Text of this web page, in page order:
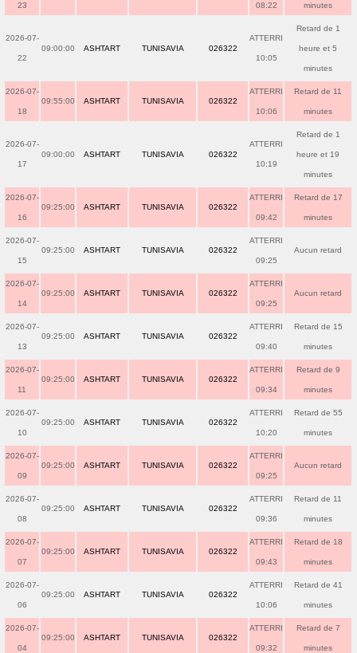
23 08:22 minutes
2026-07-
22
09:00:00 ASHTART TUNISAVIA 026322
ATTERRI
10:05
Retard de 1
heure et 5
minutes
2026-07-
18
09:55:00 ASHTART TUNISAVIA 026322
ATTERRI
10:06
Retard de 11
minutes
2026-07-
17
09:00:00 ASHTART TUNISAVIA 026322
ATTERRI
10:19
Retard de 1
heure et 19
minutes
2026-07-
16
09:25:00 ASHTART TUNISAVIA 026322
ATTERRI
09:42
Retard de 17
minutes
2026-07-
15
09:25:00 ASHTART TUNISAVIA 026322
ATTERRI
09:25
Aucun retard
2026-07-
14
09:25:00 ASHTART TUNISAVIA 026322
ATTERRI
09:25
Aucun retard
2026-07-
13
09:25:00 ASHTART TUNISAVIA 026322
ATTERRI
09:40
Retard de 15
minutes
2026-07-
11
09:25:00 ASHTART TUNISAVIA 026322
ATTERRI
09:34
Retard de 9
minutes
2026-07-
10
09:25:00 ASHTART TUNISAVIA 026322
ATTERRI
10:20
Retard de 55
minutes
2026-07-
09
09:25:00 ASHTART TUNISAVIA 026322
ATTERRI
09:25
Aucun retard
2026-07-
08
09:25:00 ASHTART TUNISAVIA 026322
ATTERRI
09:36
Retard de 11
minutes
2026-07-
07
09:25:00 ASHTART TUNISAVIA 026322
ATTERRI
09:43
Retard de 18
minutes
2026-07-
06
09:25:00 ASHTART TUNISAVIA 026322
ATTERRI
10:06
Retard de 41
minutes
2026-07-
04
09:25:00 ASHTART TUNISAVIA 026322
ATTERRI
09:32
Retard de 7
minutes